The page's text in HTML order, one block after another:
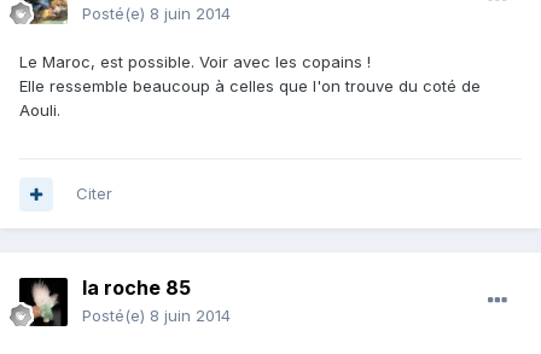
Posté(e) 8 juin 2014
Le Maroc, est possible. Voir avec les copains !
Elle ressemble beaucoup à celles que l'on trouve du coté de
Aouli.
Citer
la roche 85
Posté(e) 8 juin 2014